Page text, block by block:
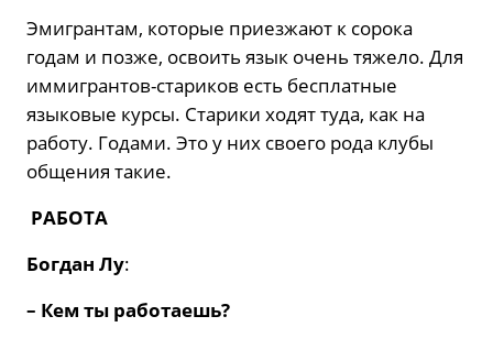
Эмигрантам, которые приезжают к сорока
годам и позже, освоить язык очень тяжело. Для
иммигрантов-стариков есть бесплатные
языковые курсы. Старики ходят туда, как на
работу. Годами. Это у них своего рода клубы
общения такие.
РАБОТА
Богдан Лу:
– Кем ты работаешь?